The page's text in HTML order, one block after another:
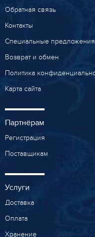
Обратная связь
Контакты
Специальные предложения
Возврат и обмен
Политика
Карта сайта
Партнёрам
Регистрация
Поставщикам
Услуги
Доставка
Оплата
Хранение